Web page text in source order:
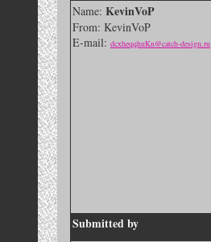
Name: KevinVoP
From: KevinVoP
E-mail: dcxheqqhuKn@catch-design.ru
Submitted by